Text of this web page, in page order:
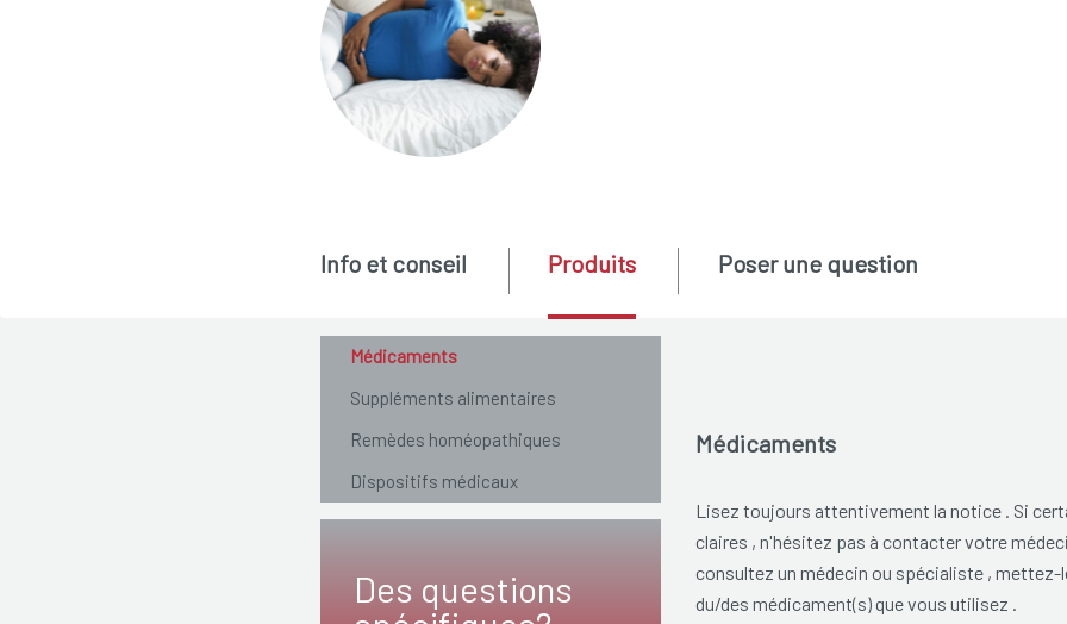
Médicaments
Suppléments alimentaires
Remèdes homéopathiques
Dispositifs médicaux
Des questions
Info et conseil Produits Poser une question
Médicaments
Lisez toujours attentivement la notice . Si
claires , n'hésitez pas à contacter votre
consultez un médecin ou spécialiste , mettez-
du/des médicament(s) que vous utilisez .